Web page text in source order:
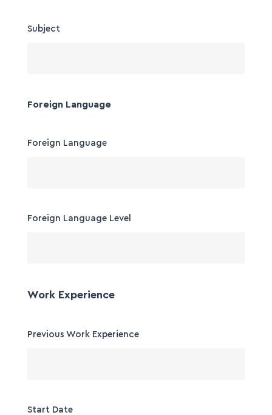
Subject
Foreign Language
Foreign Language
Foreign Language Level
Work Experience
Previous Work Experience
Start Date